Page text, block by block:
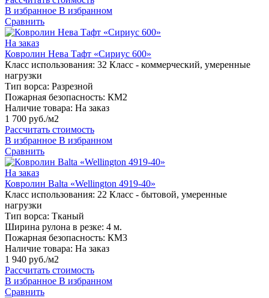
В избранное В избранном
Сравнить
На заказ
Ковролин Нева Тафт «Сириус 600»
Класс использования: 32 Класс - коммерческий, умеренные
нагрузки
Тип ворса: Разрезной
Пожарная безопасность: КМ2
Наличие товара: На заказ
1 700 руб./м2
Рассчитать стоимость
В избранное В избранном
Сравнить
На заказ
Ковролин Balta «Wellington 4919-40»
Класс использования: 22 Класс - бытовой, умеренные
нагрузки
Тип ворса: Тканый
Ширина рулона в резке: 4 м.
Пожарная безопасность: КМ3
Наличие товара: На заказ
1 940 руб./м2
Рассчитать стоимость
В избранное В избранном
Сравнить